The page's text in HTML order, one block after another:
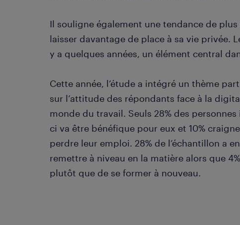
Il souligne également une tendance de
laisser davantage de place à sa vie privée.
y a quelques années, un élément central
Cette année, l’étude a intégré un thème
sur l’attitude des répondants face à la
monde du travail. Seuls 28% des
ci va être bénéfique pour eux et 10%
perdre leur emploi. 28% de l’échantillon a
remettre à niveau en la matière alors que
plutôt que de se former à nouveau.